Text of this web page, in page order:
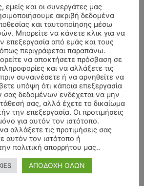
εμείς και οι συνεργάτες μας
ακριβή δεδομένα
και ταυτοποίησης μέσω
Μπορείτε να κάνετε κλικ για να
επεξεργασία από εμάς και τους
περιγράφεται παραπάνω.
να αποκτήσετε πρόσβαση σε
και να αλλάξετε τις
συναινέσετε ή να αρνηθείτε να
υπόψη ότι κάποια επεξεργασία
δεδομένων ενδέχεται να μην
σας, αλλά έχετε το δικαίωμα
την επεξεργασία. Οι προτιμήσεις
για αυτόν τον ιστότοπο.
αλλάξετε τις προτιμήσεις σας
αυτόν τον ιστότοπο ή
πολιτική απορρήτου μας..
ΑΠΟΔΟΧΗ ΟΛΩΝ